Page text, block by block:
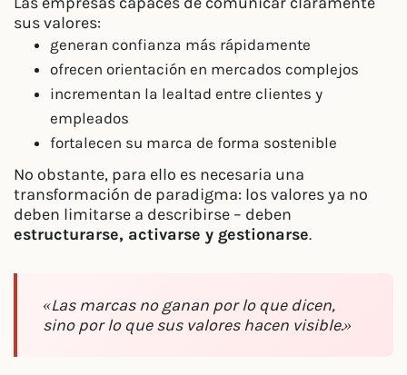
sus valores:
generan confianza más rápidamente
ofrecen orientación en mercados complejos
incrementan la lealtad entre clientes y
empleados
fortalecen su marca de forma sostenible
No obstante, para ello es necesaria una
transformación de paradigma: los valores ya no
deben limitarse a describirse – deben
estructurarse, activarse y gestionarse.
«Las marcas no ganan por lo que dicen,
sino por lo que sus valores hacen visible.»